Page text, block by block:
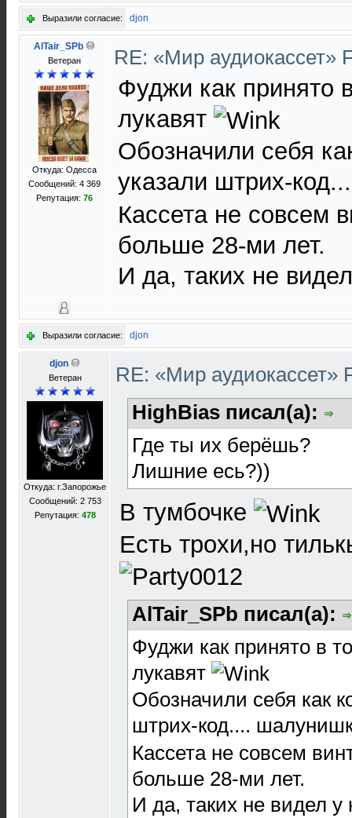
Выразили согласие: djon
AlTair_SPb
Ветеран
Откуда: Одесса
Сообщений: 4 369
Репутация: 76
RE: «Мир аудиокассет»
Фуджи как принято
лукавят
Обозначили себя
указали штрих-
Кассета не совсем
больше 28-ми лет.
И да, таких не
Выразили согласие: djon
djon
Ветеран
Откуда: г.Запорожье
Сообщений: 2 753
Репутация: 478
RE: «Мир аудиокассет»
HighBias писал(а):
Где ты их берёшь?
Лишние есь?))
В тумбочке
Есть трохи,но
AlTair_SPb писал(а):
Фуджи как принято в
лукавят
Обозначили себя как
штрих-код....
Кассета не совсем
больше 28-ми лет.
И да, таких не видел у